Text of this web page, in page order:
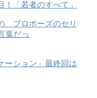
「若者のすべて」
プロポーズのセリ
葉だっ
ーション」最終回は